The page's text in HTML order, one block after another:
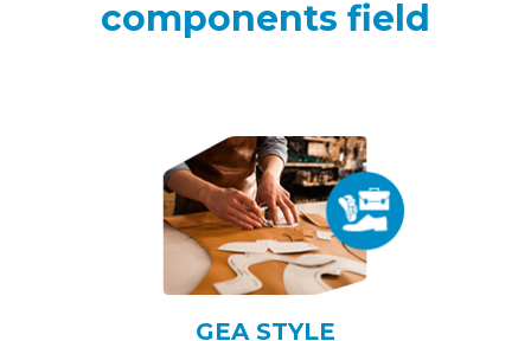
components field
GEA STYLE